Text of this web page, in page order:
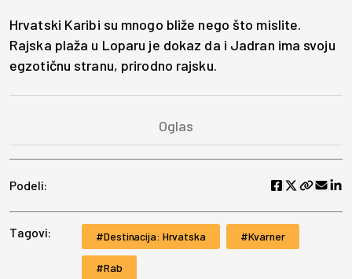
Hrvatski Karibi su mnogo bliže nego što mislite.
Rajska plaža u Loparu je dokaz da i Jadran ima svoju
egzotičnu stranu, prirodno rajsku.
Podeli:
Tagovi: Destinacija: Hrvatska Kvarner
Rab